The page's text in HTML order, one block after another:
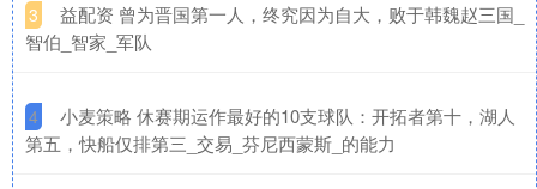
3
​益配资 曾为晋国第一人，终究因为自大，败于韩魏赵三国_
智伯_智家_军队
4
​小麦策略 休赛期运作最好的10支球队：开拓者第十，湖人
第五，快船仅排第三_交易_芬尼西蒙斯_的能力